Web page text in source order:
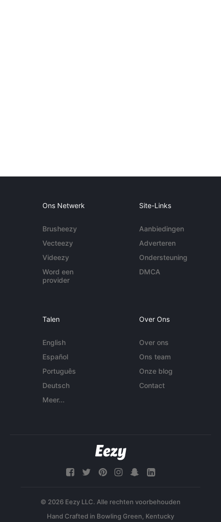
Ons Netwerk
Brusheezy
Vecteezy
Videezy
Word een
provider
Site-Links
Aanbiedingen
Adverteren
Ondersteuning
DMCA
Talen
English
Español
Português
Deutsch
Meer...
Over Ons
Over ons
Ons team
Onze blog
Contact
© 2026 Eezy LLC. Alle rechten voorbehouden